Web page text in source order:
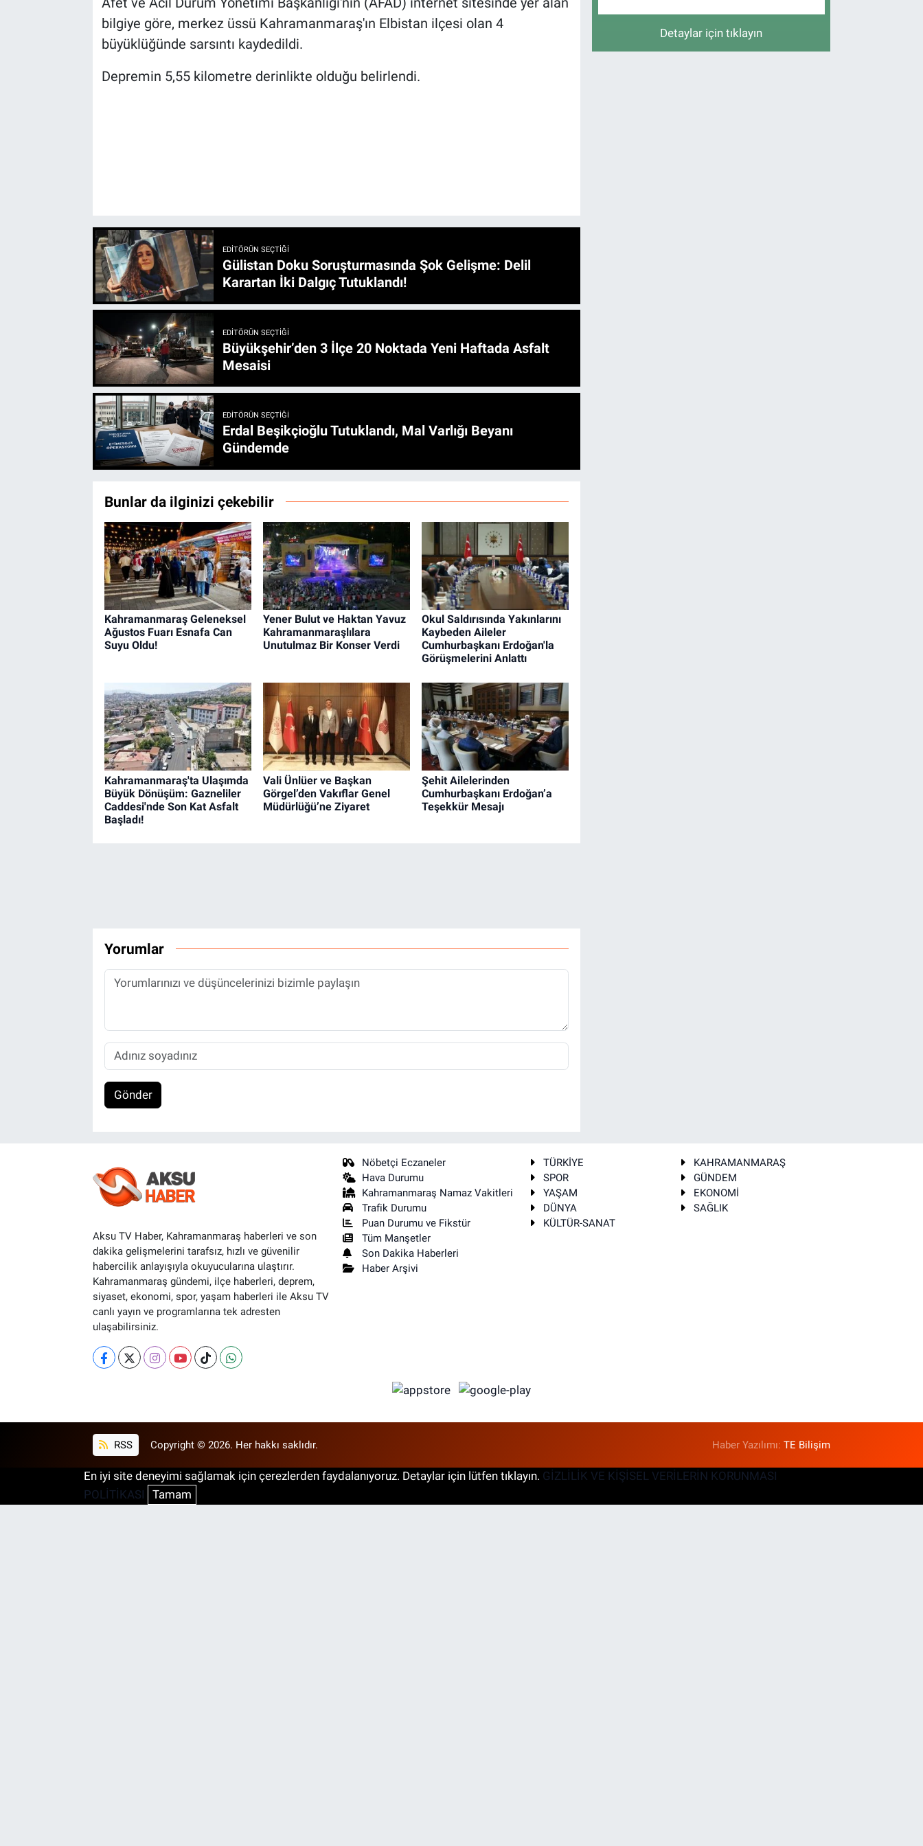
bilgiye göre, merkez üssü Kahramanmaraş'ın Elbistan ilçesi olan 4
büyüklüğünde sarsıntı kaydedildi.
Depremin 5,55 kilometre derinlikte olduğu belirlendi.
EDITÖRÜN SEÇTIĞI
Gülistan Doku Soruşturmasında Şok Gelişme: Delil
Karartan İki Dalgıç Tutuklandı!
EDITÖRÜN SEÇTIĞI
Büyükşehir’den 3 İlçe 20 Noktada Yeni Haftada Asfalt
Mesaisi
EDITÖRÜN SEÇTIĞI
Erdal Beşikçioğlu Tutuklandı, Mal Varlığı Beyanı
Gündemde
Bunlar da ilginizi çekebilir
Kahramanmaraş Geleneksel
Ağustos Fuarı Esnafa Can
Suyu Oldu!
Yener Bulut ve Haktan Yavuz
Kahramanmaraşlılara
Unutulmaz Bir Konser Verdi
Okul Saldırısında Yakınlarını
Kaybeden Aileler
Cumhurbaşkanı Erdoğan'la
Görüşmelerini Anlattı
Kahramanmaraş'ta Ulaşımda
Büyük Dönüşüm: Gazneliler
Caddesi'nde Son Kat Asfalt
Başladı!
Vali Ünlüer ve Başkan
Görgel’den Vakıflar Genel
Müdürlüğü’ne Ziyaret
Şehit Ailelerinden
Cumhurbaşkanı Erdoğan’a
Teşekkür Mesajı
Yorumlar
Gönder
Detaylar için tıklayın
Aksu TV Haber, Kahramanmaraş haberleri ve son
dakika gelişmelerini tarafsız, hızlı ve güvenilir
habercilik anlayışıyla okuyucularına ulaştırır.
Kahramanmaraş gündemi, ilçe haberleri, deprem,
siyaset, ekonomi, spor, yaşam haberleri ile Aksu TV
canlı yayın ve programlarına tek adresten
ulaşabilirsiniz.
Nöbetçi Eczaneler
Hava Durumu
Kahramanmaraş Namaz Vakitleri
Trafik Durumu
Puan Durumu ve Fikstür
Tüm Manşetler
Son Dakika Haberleri
Haber Arşivi
TÜRKİYE
KAHRAMANMARAŞ
SPOR
GÜNDEM
YAŞAM
EKONOMİ
DÜNYA
SAĞLIK
KÜLTÜR-SANAT
RSS Copyright © 2026. Her hakkı saklıdır. Haber Yazılımı:TE Bilişim
En iyi site deneyimi sağlamak için çerezlerden faydalanıyoruz. Detaylar için lütfen tıklayın. GİZLİLİK VE KİŞİSEL VERİLERİN KORUNMASI
POLİTİKASI
Tamam